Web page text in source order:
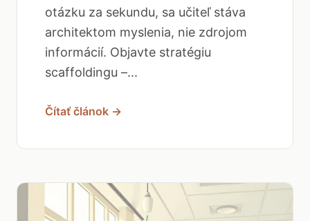
otázku za sekundu, sa učiteľ stáva
architektom myslenia, nie zdrojom
informácií. Objavte stratégiu
scaffoldingu –...
Čítať článok →